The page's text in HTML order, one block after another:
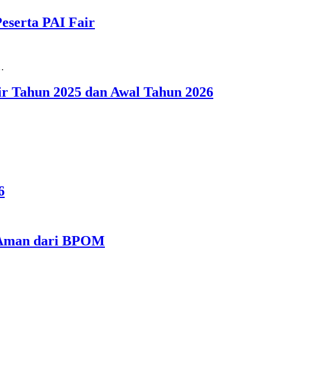
PAI Fair
2025 dan Awal Tahun 2026
dari BPOM